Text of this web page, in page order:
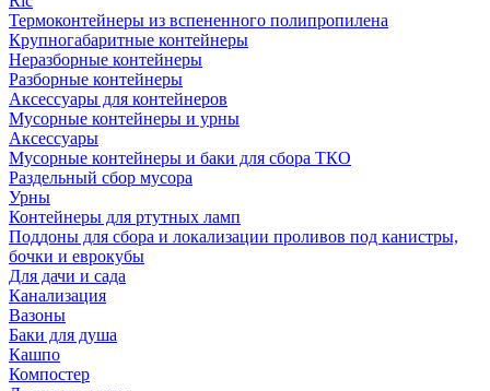
Термоконтейнеры из вспененного полипропилена
Крупногабаритные контейнеры
Неразборные контейнеры
Разборные контейнеры
Аксессуары для контейнеров
Мусорные контейнеры и урны
Аксессуары
Мусорные контейнеры и баки для сбора ТКО
Раздельный сбор мусора
Урны
Контейнеры для ртутных ламп
Поддоны для сбора и локализации проливов под канистры,
бочки и еврокубы
Для дачи и сада
Канализация
Вазоны
Баки для душа
Кашпо
Компостер